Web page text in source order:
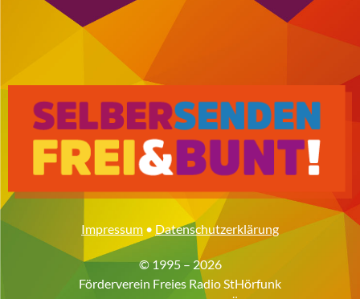
Impressum • Datenschutzerklärung
© 1995 – 2026
Förderverein Freies Radio StHörfunk